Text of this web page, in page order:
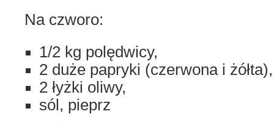
Na czworo:
1/2 kg polędwicy,
2 duże papryki (czerwona i żółta),
2 łyżki oliwy,
sól, pieprz